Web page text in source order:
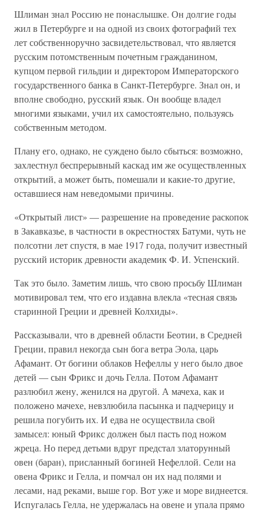
Шлиман знал Россию не понаслышке. Он долгие годы
жил в Петербурге и на одной из своих фотографий тех
лет собственноручно засвидетельствовал, что является
русским потомственным почетным гражданином,
купцом первой гильдии и директором Императорского
государственного банка в Санкт-Петербурге. Знал он, и
вполне свободно, русский язык. Он вообще владел
многими языками, учил их самостоятельно, пользуясь
собственным методом.
Плану его, однако, не суждено было сбыться: возможно,
захлестнул беспрерывный каскад им же осуществленных
открытий, а может быть, помешали и какие-то другие,
оставшиеся нам неведомыми причины.
«Открытый лист» — разрешение на проведение раскопок
в Закавказье, в частности в окрестностях Батуми, чуть не
полсотни лет спустя, в мае 1917 года, получит известный
русский историк древности академик Ф. И. Успенский.
Так это было. Заметим лишь, что свою просьбу Шлиман
мотивировал тем, что его издавна влекла «тесная связь
старинной Греции и древней Колхиды».
Рассказывали, что в древней области Беотии, в Средней
Греции, правил некогда сын бога ветра Эола, царь
Афамант. От богини облаков Нефеллы у него было двое
детей — сын Фрикс и дочь Гелла. Потом Афамант
разлюбил жену, женился на другой. А мачеха, как и
положено мачехе, невзлюбила пасынка и падчерицу и
решила погубить их. И едва не осуществила свой
замысел: юный Фрикс должен был пасть под ножом
жреца. Но перед детьми вдруг предстал златорунный
овен (баран), присланный богиней Нефеллой. Сели на
овена Фрикс и Гелла, и помчал он их над полями и
лесами, над реками, выше гор. Вот уже и море виднеется.
Испугалась Гелла, не удержалась на овене и упала прямо